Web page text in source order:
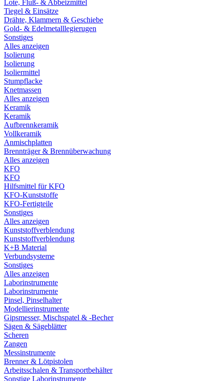
Lote, Fluß- & Abbeizmittel
Tiegel & Einsätze
Drähte, Klammern & Geschiebe
Gold- & Edelmetalllegierugen
Sonstiges
Alles anzeigen
Isolierung
Isolierung
Isoliermittel
Stumpflacke
Knetmassen
Alles anzeigen
Keramik
Keramik
Aufbrennkeramik
Vollkeramik
Anmischplatten
Brennträger & Brennüberwachung
Alles anzeigen
KFO
KFO
Hilfsmittel für KFO
KFO-Kunststoffe
KFO-Fertigteile
Sonstiges
Alles anzeigen
Kunststoffverblendung
Kunststoffverblendung
K+B Material
Verbundsysteme
Sonstiges
Alles anzeigen
Laborinstrumente
Laborinstrumente
Pinsel, Pinselhalter
Modellierinstrumente
Gipsmesser, Mischspatel & -Becher
Sägen & Sägeblätter
Scheren
Zangen
Messinstrumente
Brenner & Lötpistolen
Arbeitsschalen & Transportbehälter
Sonstige Laborinstrumente